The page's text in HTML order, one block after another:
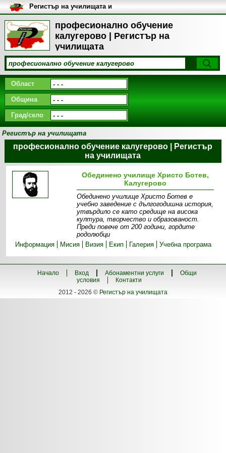
професионално обучение
калугерово | Регистър на
училищата
Регистър на училищата и
университетите в България
Област
Община
Град/село
Регистър на училищата
професионално обучение калугерово | Регистър
на училищата
Обединено училище Христо Ботев,
Калугерово
Обединено училище Христо Ботев е
учебно заведение с дългогодишна история,
утвърдило се като средище на висока
култура, творчество и образованост.
Преди повече от 200 години, гордите
родолюбци
Информация
Мисия Визия Екип Галерия Учебна програма
Начало Вход Абонаментни услуги
Общи
условия
Контакти
2012 - 2026 © Регистър на училищата